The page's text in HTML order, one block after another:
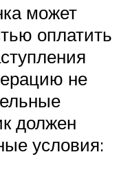
может
оплатить
не
должен
условия: